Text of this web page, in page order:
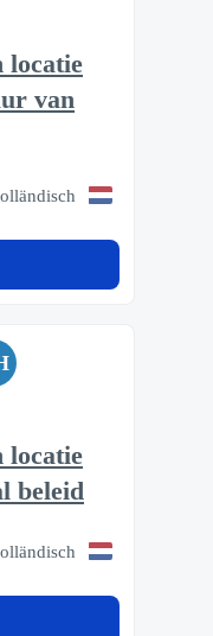
locatie
van
locatie
beleid